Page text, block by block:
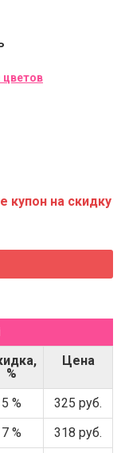
цветов
купон на скидку
%
Цена
5 %
325 руб.
7 %
318 руб.